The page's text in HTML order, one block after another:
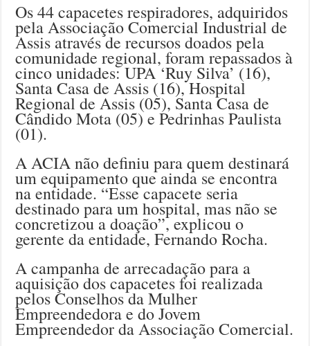
Os 44 capacetes respiradores, adquiridos
pela Associação Comercial Industrial de
Assis através de recursos doados pela
comunidade regional, foram repassados à
cinco unidades: UPA ‘Ruy Silva’ (16),
Santa Casa de Assis (16), Hospital
Regional de Assis (05), Santa Casa de
Cândido Mota (05) e Pedrinhas Paulista
(01).
A ACIA não definiu para quem destinará
um equipamento que ainda se encontra
na entidade. “Esse capacete seria
destinado para um hospital, mas não se
concretizou a doação”, explicou o
gerente da entidade, Fernando Rocha.
A campanha de arrecadação para a
aquisição dos capacetes foi realizada
pelos Conselhos da Mulher
Empreendedora e do Jovem
Empreendedor da Associação Comercial.